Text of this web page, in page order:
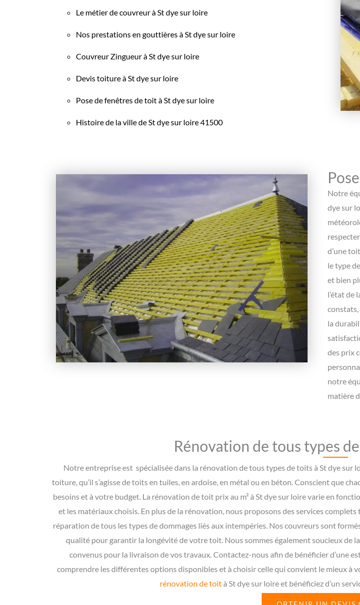
Le métier de couvreur à St dye sur loire
Nos prestations en gouttières à St dye sur loire
Couvreur Zingueur à St dye sur loire
Devis toiture à St dye sur loire
Pose de fenêtres de toit à St dye sur loire
Histoire de la ville de St dye sur loire 41500
Notre
dye sur
d’une
le type
et bien
l’état de
la
des prix
notre
matière
Rénovation de tous types
Notre entreprise est spécialisée dans la rénovation de tous types de toits à St dye
toiture, qu’il s’agisse de toits en tuiles, en ardoise, en métal ou en béton. Conscient que
besoins et à votre budget. La rénovation de toit prix au m² à St dye sur loire varie en
et les matériaux choisis. En plus de la rénovation, nous proposons des services
réparation de tous les types de dommages liés aux intempéries. Nos couvreurs sont
qualité pour garantir la longévité de votre toit. Nous sommes également soucieux de
convenus pour la livraison de vos travaux. Contactez-nous afin de bénéficier d’une
comprendre les différentes options disponibles et à choisir celle qui convient le mieux à
rénovation de toità St dye sur loire et bénéficiez d’un